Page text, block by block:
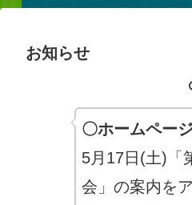
お知らせ
〇ホームペー
5月17日(土)「
会」の案内を